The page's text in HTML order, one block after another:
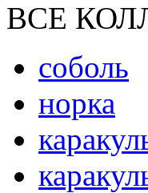
ВСЕ
соболь
норка